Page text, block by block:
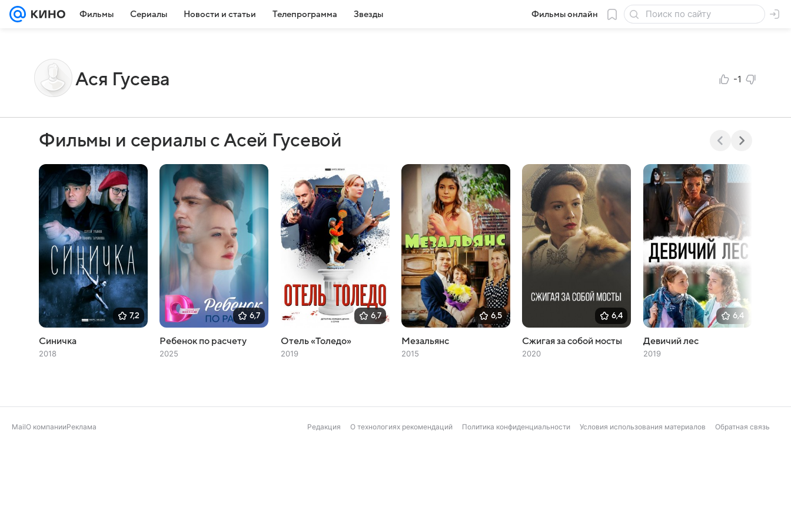
Фильмы Сериалы Новости и статьи Телепрограмма Звезды Фильмы онлайн
Ася Гусева -1
Фильмы и сериалы с Асей Гусевой
7,2
Синичка
2018
6,7
Ребенок по расчету
2025
6,7
Отель «Толедо»
2019
6,5
Мезальянс
2015
6,4
Сжигая за собой мосты
2020
6,4
Девичий лес
2019
MailО компанииРеклама Редакция О технологиях рекомендаций Политика конфиденциальности Условия использования материалов Обратная связь